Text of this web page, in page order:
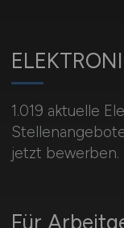
1.019 aktuelle
jetzt bewerben.
Für